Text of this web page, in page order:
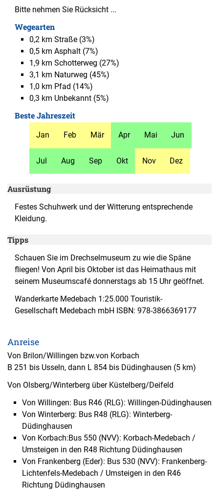
Bitte nehmen Sie Rücksicht ...
Wegearten
0,2 km Straße (3%)
0,5 km Asphalt (7%)
1,9 km Schotterweg (27%)
3,1 km Naturweg (45%)
1,0 km Pfad (14%)
0,3 km Unbekannt (5%)
Beste Jahreszeit
Jan Feb Mär Apr Mai Jun
Jul Aug Sep Okt Nov Dez
Ausrüstung
Festes Schuhwerk und der Witterung entsprechende
Kleidung.
Tipps
Schauen Sie im Drechselmuseum zu wie die Späne
fliegen! Von April bis Oktober ist das Heimathaus mit
seinem Museumscafé donnerstags ab 15 Uhr geöffnet.
Wanderkarte Medebach 1:25.000 Touristik-
Gesellschaft Medebach mbH ISBN: 978-3866369177
Anreise
Von Brilon/Willingen bzw.von Korbach
B 251 bis Usseln, dann L 854 bis Düdinghausen (5 km)
Von Olsberg/Winterberg über Küstelberg/Deifeld
Von Willingen: Bus R46 (RLG): Willingen-Düdinghausen
Von Winterberg: Bus R48 (RLG): Winterberg-
Düdinghausen
Von Korbach:Bus 550 (NVV): Korbach-Medebach /
Umsteigen in den R48 Richtung Düdinghausen
Von Frankenberg (Eder): Bus 530 (NVV): Frankenberg-
Lichtenfels-Medebach / Umsteigen in den R46
Richtung Düdinghausen